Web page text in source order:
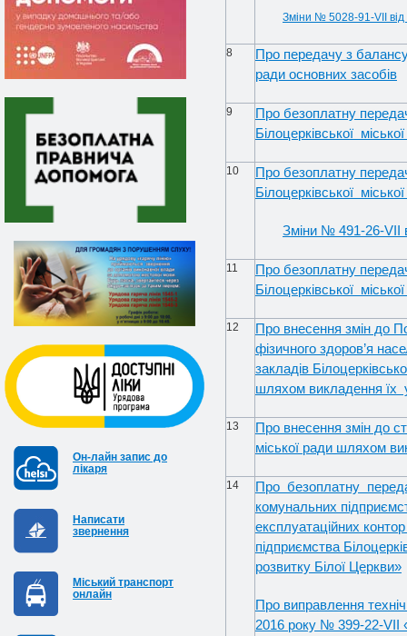
Он-лайн запис до
лікаря
Написати
звернення
Міський транспорт
онлайн
Зміни № 5028-91-VII
8
Про передачу з балансу
ради основних засобів
9
Про безоплатну
Білоцерківської
10
Про безоплатну
Білоцерківської
Зміни № 491-26-VIІ
11
Про безоплатну
Білоцерківської
12
Про внесення змін до
фізичного здоров’я
закладів
шляхом викладення їх у
13
Про внесення змін до
міської ради шляхом
14
Про безоплатну
комунальних
експлуатаційних
підприємства
розвитку Білої Церкви»
Про виправлення
2016 року № 399-22-VII